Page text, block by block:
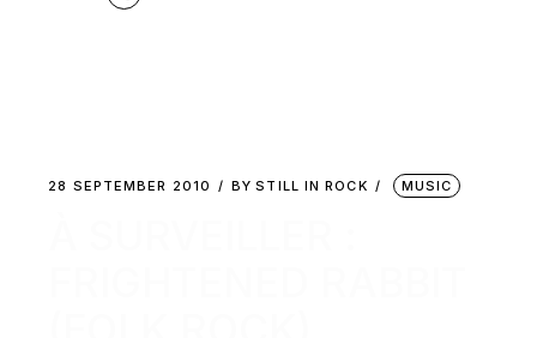
28 SEPTEMBER 2010 BY STILL IN ROCK MUSIC